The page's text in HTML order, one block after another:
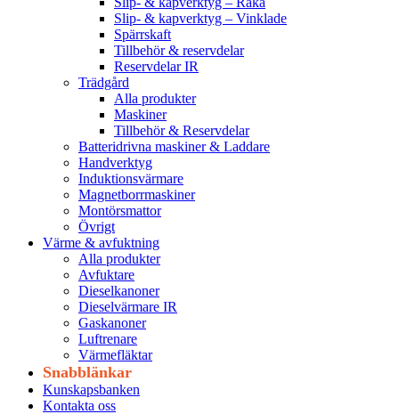
Slip- & kapverktyg – Vinklade
Spärrskaft
Tillbehör & reservdelar
Reservdelar IR
Trädgård
Alla produkter
Maskiner
Tillbehör & Reservdelar
Batteridrivna maskiner & Laddare
Handverktyg
Induktionsvärmare
Magnetborrmaskiner
Montörsmattor
Övrigt
Värme & avfuktning
Alla produkter
Avfuktare
Dieselkanoner
Dieselvärmare IR
Gaskanoner
Luftrenare
Värmefläktar
Snabblänkar
Kunskapsbanken
Kontakta oss